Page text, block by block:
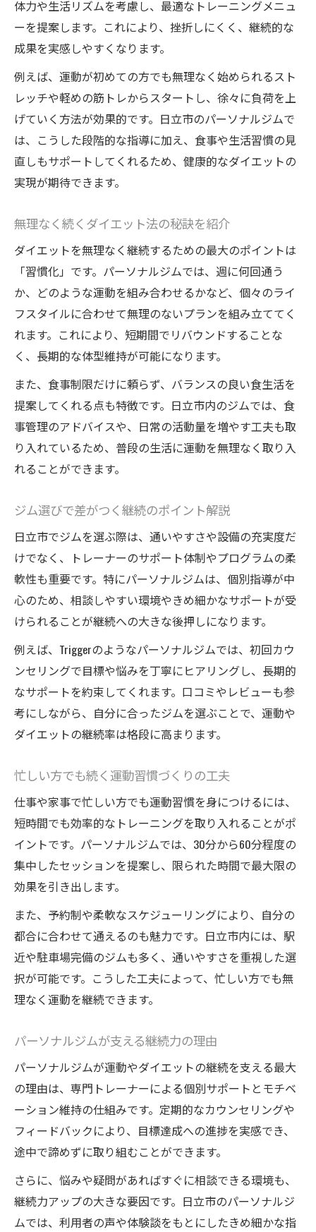
体力や生活リズムを考慮し、最適なトレーニングメニュ
ーを提案します。これにより、挫折しにくく、継続的な
成果を実感しやすくなります。
例えば、運動が初めての方でも無理なく始められるスト
レッチや軽めの筋トレからスタートし、徐々に負荷を上
げていく方法が効果的です。日立市のパーソナルジムで
は、こうした段階的な指導に加え、食事や生活習慣の見
直しもサポートしてくれるため、健康的なダイエットの
実現が期待できます。
無理なく続くダイエット法の秘訣を紹介
ダイエットを無理なく継続するための最大のポイントは
「習慣化」です。パーソナルジムでは、週に何回通う
か、どのような運動を組み合わせるかなど、個々のライ
フスタイルに合わせて無理のないプランを組み立ててく
れます。これにより、短期間でリバウンドすることな
く、長期的な体型維持が可能になります。
また、食事制限だけに頼らず、バランスの良い食生活を
提案してくれる点も特徴です。日立市内のジムでは、食
事管理のアドバイスや、日常の活動量を増やす工夫も取
り入れているため、普段の生活に運動を無理なく取り入
れることができます。
ジム選びで差がつく継続のポイント解説
日立市でジムを選ぶ際は、通いやすさや設備の充実度だ
けでなく、トレーナーのサポート体制やプログラムの柔
軟性も重要です。特にパーソナルジムは、個別指導が中
心のため、相談しやすい環境やきめ細かなサポートが受
けられることが継続への大きな後押しになります。
例えば、Triggerのようなパーソナルジムでは、初回カウ
ンセリングで目標や悩みを丁寧にヒアリングし、長期的
なサポートを約束してくれます。口コミやレビューも参
考にしながら、自分に合ったジムを選ぶことで、運動や
ダイエットの継続率は格段に高まります。
忙しい方でも続く運動習慣づくりの工夫
仕事や家事で忙しい方でも運動習慣を身につけるには、
短時間でも効率的なトレーニングを取り入れることがポ
イントです。パーソナルジムでは、30分から60分程度の
集中したセッションを提案し、限られた時間で最大限の
効果を引き出します。
また、予約制や柔軟なスケジューリングにより、自分の
都合に合わせて通えるのも魅力です。日立市内には、駅
近や駐車場完備のジムも多く、通いやすさを重視した選
択が可能です。こうした工夫によって、忙しい方でも無
理なく運動を継続できます。
パーソナルジムが支える継続力の理由
パーソナルジムが運動やダイエットの継続を支える最大
の理由は、専門トレーナーによる個別サポートとモチベ
ーション維持の仕組みです。定期的なカウンセリングや
フィードバックにより、目標達成への進捗を実感でき、
途中で諦めずに取り組むことができます。
さらに、悩みや疑問があればすぐに相談できる環境も、
継続力アップの大きな要因です。日立市のパーソナルジ
ムでは、利用者の声や体験談をもとにしたきめ細かな指